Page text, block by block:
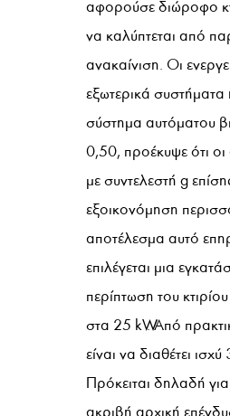
αφορούσε διώροφο
να καλύπτεται από
ανακαίνιση. Οι
εξωτερικά
σύστημα αυτόματου
0,50, προέκυψε ότι
με συντελεστή g
εξοικονόμηση
αποτέλεσμα αυτό
επιλέγεται μια
περίπτωση του
στα 25 kW. Από
είναι να διαθέτει
Πρόκειται δηλαδή
ακριβή αρχική